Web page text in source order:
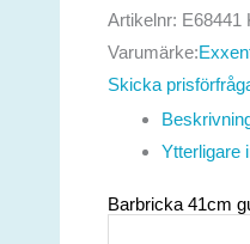
Artikelnr: E68441
Varumärke:
Skicka
Ytterligare
Barbricka 41cm